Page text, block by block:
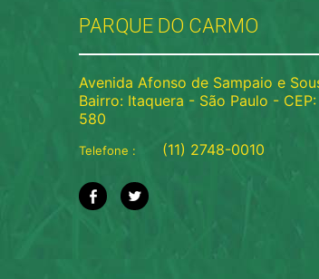
PARQUE DO CARMO
Avenida Afonso de Sampaio e
Bairro: Itaquera - São Paulo -
580
Telefone : (11) 2748-0010